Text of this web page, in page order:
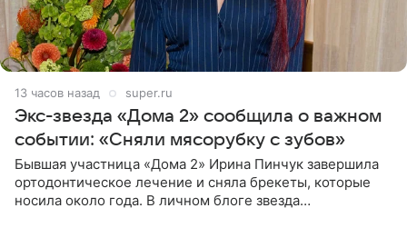
13 часов назад super.ru
Экс-звезда «Дома 2» сообщила о важном
событии: «Сняли мясорубку с зубов»
Бывшая участница «Дома 2» Ирина Пинчук завершила
ортодонтическое лечение и сняла брекеты, которые
носила около года. В личном блоге звезда